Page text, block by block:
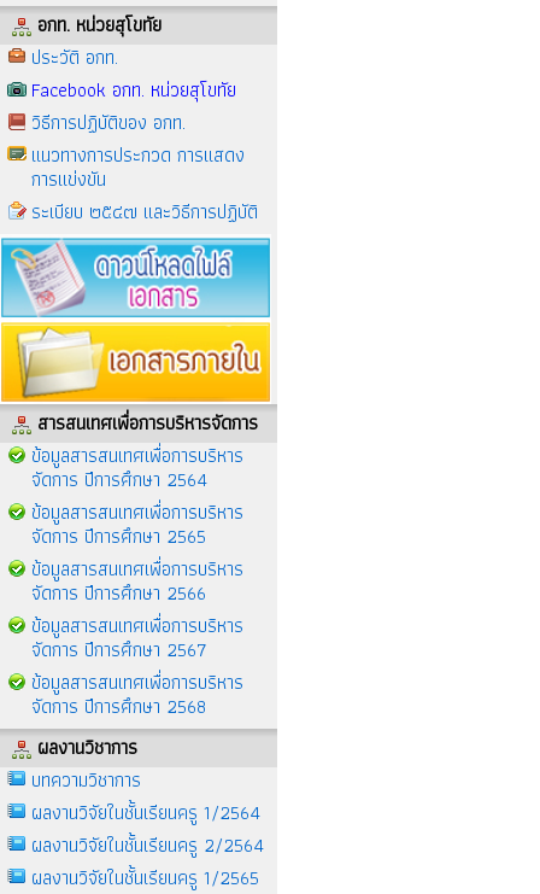
อกท. หน่วยสุโขทัย
ประวัติ อกท.
Facebook อกท. หน่วยสุโขทัย
วิธีการปฏิบัติของ อกท.
แนวทางการประกวด การแสดง
การแข่งขัน
ระเบียบ ๒๕๔๗ และวิธีการปฏิบัติ
สารสนเทศเพื่อการบริหารจัดการ
ข้อมูลสารสนเทศเพื่อการบริหาร
จัดการ ปีการศึกษา 2564
ข้อมูลสารสนเทศเพื่อการบริหาร
จัดการ ปีการศึกษา 2565
ข้อมูลสารสนเทศเพื่อการบริหาร
จัดการ ปีการศึกษา 2566
ข้อมูลสารสนเทศเพื่อการบริหาร
จัดการ ปีการศึกษา 2567
ข้อมูลสารสนเทศเพื่อการบริหาร
จัดการ ปีการศึกษา 2568
ผลงานวิชาการ
บทความวิชาการ
ผลงานวิจัยในชั้นเรียนครู 1/2564
ผลงานวิจัยในชั้นเรียนครู 2/2564
ผลงานวิจัยในชั้นเรียนครู 1/2565